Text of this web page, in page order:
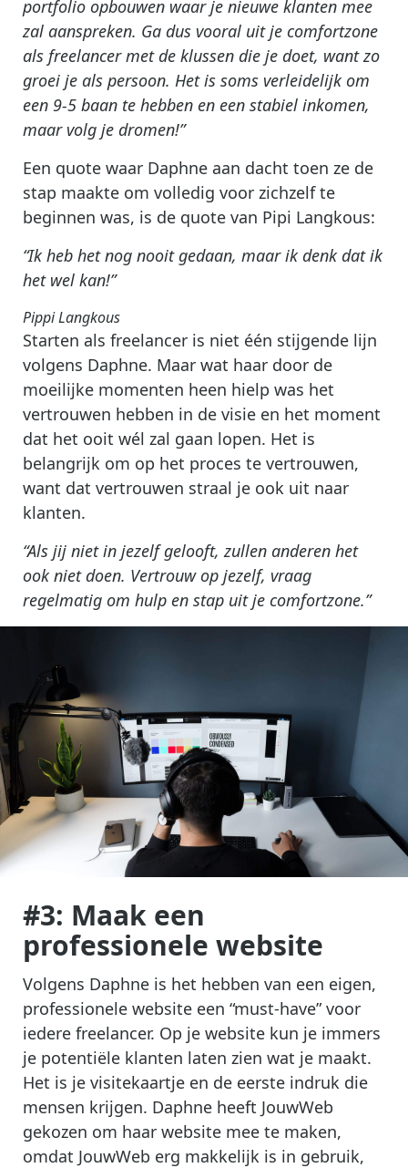
portfolio opbouwen waar je nieuwe klanten mee
zal aanspreken. Ga dus vooral uit je comfortzone
als freelancer met de klussen die je doet, want zo
groei je als persoon. Het is soms verleidelijk om
een 9-5 baan te hebben en een stabiel inkomen,
maar volg je dromen!”
Een quote waar Daphne aan dacht toen ze de
stap maakte om volledig voor zichzelf te
beginnen was, is de quote van Pipi Langkous:
“Ik heb het nog nooit gedaan, maar ik denk dat ik
het wel kan!”
Pippi Langkous
Starten als freelancer is niet één stijgende lijn
volgens Daphne. Maar wat haar door de
moeilijke momenten heen hielp was het
vertrouwen hebben in de visie en het moment
dat het ooit wél zal gaan lopen. Het is
belangrijk om op het proces te vertrouwen,
want dat vertrouwen straal je ook uit naar
klanten.
“Als jij niet in jezelf gelooft, zullen anderen het
ook niet doen. Vertrouw op jezelf, vraag
regelmatig om hulp en stap uit je comfortzone.”
#3: Maak een
professionele website
Volgens Daphne is het hebben van een eigen,
professionele website een “must-have” voor
iedere freelancer. Op je website kun je immers
je potentiële klanten laten zien wat je maakt.
Het is je visitekaartje en de eerste indruk die
mensen krijgen. Daphne heeft JouwWeb
gekozen om haar website mee te maken,
omdat JouwWeb erg makkelijk is in gebruik,